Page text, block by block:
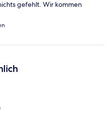
gefehlt. Wir kommen